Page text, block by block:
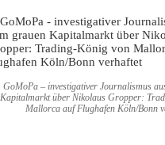
GoMoPa – investigativer Journalismus
Kapitalmarkt über Nikolaus Gropper:
Mallorca auf Flughafen Köln/Bonn